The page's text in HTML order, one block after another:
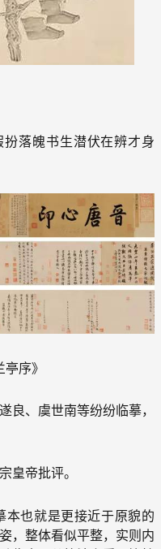
落魄书生潜伏在辨才身
序》
良、虞世南等纷纷临摹，
皇帝批评。
本也就是更接近于原貌的
，整体看似平整，实则内